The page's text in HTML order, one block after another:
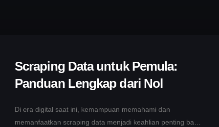
Scraping Data untuk Pemula:
Panduan Lengkap dari Nol
Di era digital saat ini, kemampuan memahami dan
memanfaatkan scraping data menjadi keahlian penting bagi